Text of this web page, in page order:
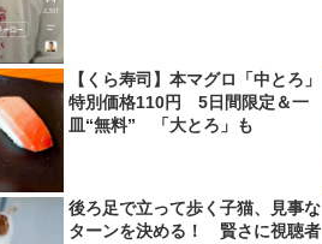
【くら寿司】本マグロ「中とろ」
特別価格110円 5日間限定＆一
皿“無料” 「大とろ」も
後ろ足で立って歩く子猫、見事な
ターンを決める！ 賢さに視聴者